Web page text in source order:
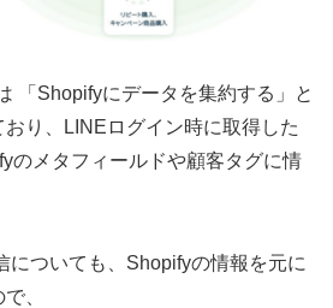
「Shopifyにデータを集約する」と
り、LINEログイン時に取得した
のメタフィールドや顧客タグに情
についても、Shopifyの情報を元に
、